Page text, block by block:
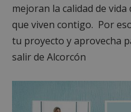
mejoran la calidad de
que viven contigo. Por
tu proyecto y aprovecha
salir de Alcorcón